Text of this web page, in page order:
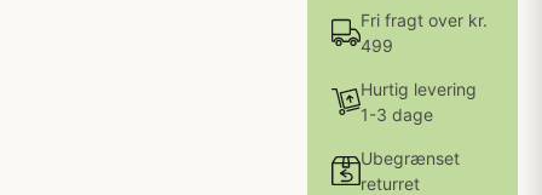
Fri fragt over kr.
499
Hurtig levering
1-3 dage
Ubegrænset
returret